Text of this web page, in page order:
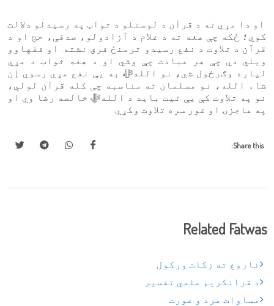
او دا مړي ته د قرآن د لوستلو د ثواب په رسیدلو دلالت
کوي؛ ځکه چې هغه ته د غلام د آزادولو، صدقې، حج او د
قرآن د تلاوت د نفع رسیدو ترمنځ فرق نشته. او فقهاوو
ويلي دي چې هر عبادت چې وشي او د هغه ثواب د مړي
لپاره وګرځول شي، نو اللهﷻ به يې نفع مړي رسوي إن
شاء الله، نو مسلمان ته مناسبه چې کله قرآن لولي،
نو په تلاوت کې يې نيت بايد د اللهﷻ خالصه رضا وي او
په عاجزۍ او غور سره تلاوت وکړي.
Share this:
Related Fatwas
ناروغ ته زکات ورکول
د قرانکریم علمي تفسیر
مساوات مرد و عورت